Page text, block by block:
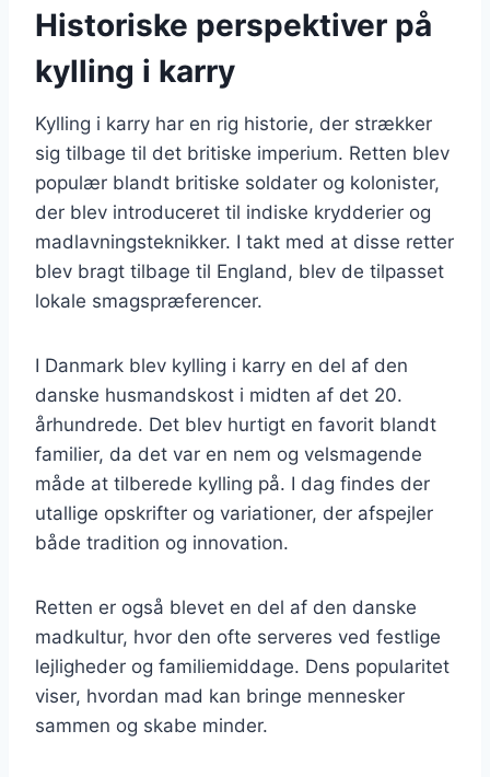
Historiske perspektiver på
kylling i karry
Kylling i karry har en rig historie, der strækker
sig tilbage til det britiske imperium. Retten blev
populær blandt britiske soldater og kolonister,
der blev introduceret til indiske krydderier og
madlavningsteknikker. I takt med at disse retter
blev bragt tilbage til England, blev de tilpasset
lokale smagspræferencer.
I Danmark blev kylling i karry en del af den
danske husmandskost i midten af det 20.
århundrede. Det blev hurtigt en favorit blandt
familier, da det var en nem og velsmagende
måde at tilberede kylling på. I dag findes der
utallige opskrifter og variationer, der afspejler
både tradition og innovation.
Retten er også blevet en del af den danske
madkultur, hvor den ofte serveres ved festlige
lejligheder og familiemiddage. Dens popularitet
viser, hvordan mad kan bringe mennesker
sammen og skabe minder.